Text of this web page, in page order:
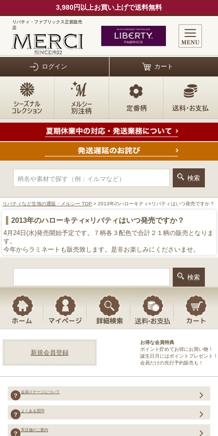
3,980円以上お買い上げで送料無料
リバティ・ファブリックス正規販売
店
ログイン カート
リバティなど生地の通販・メルシー TOP > 2013年のハローキティ×リバティはいつ発売ですか？
2013年のハローキティ×リバティはいつ発売ですか？
4月24日(水)発売開始予定です。７柄各３配色で合計２１柄の販売となりま
す。
今年からラミネートも販売致します。是非お楽しみにくださいませ。
新規会員登録
お得な会員特典
ポイント貯めてお得にお買い物！
誕生日月にはポイントプレゼント！
会員だけの先行予約販売も！
会員ステージについて
よくある質問
実店舗のご案内